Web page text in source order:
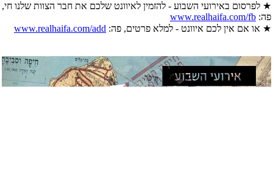
★ לפרסום באירועי השבוע - להזמין לאיוונט שלכם את חבר הצוות שלנו חי,
פה: www.realhaifa.com/fb
★ או אם אין לכם איוונט - למלא פרטים, פה: www.realhaifa.com/add